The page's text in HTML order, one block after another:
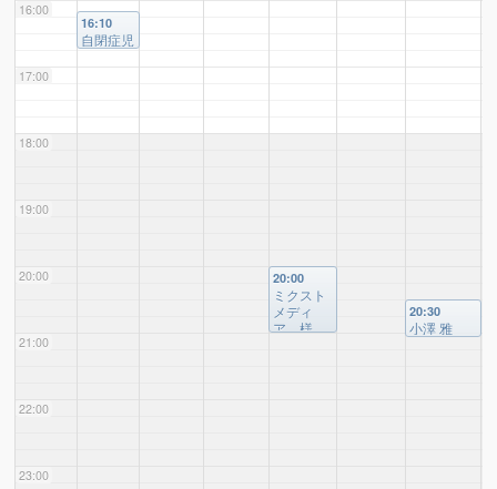
16:00
17:00
18:00
19:00
20:00
21:00
22:00
23:00
16:10
自閉症児
会長 様
20:00
ミクスト
メディ
ア 様
20:30
小澤 雅